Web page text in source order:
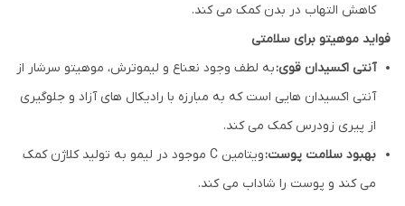
کاهش التهاب در بدن کمک می کند.
فواید موهیتو برای سلامتی
آنتی اکسیدان قوی:به لطف وجود نعناع و لیموترش، موهیتو سرشار از
آنتی اکسیدان هایی است که به مبارزه با رادیکال های آزاد و جلوگیری
از پیری زودرس کمک می کند.
بهبود سلامت پوست:
ویتامین C موجود در لیمو به تولید کلاژن کمک
می کند و پوست را شاداب می کند.